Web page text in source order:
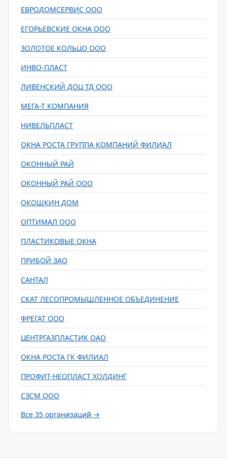
ЕВРОДОМСЕРВИС ООО
ЕГОРЬЕВСКИЕ ОКНА ООО
ЗОЛОТОЕ КОЛЬЦО ООО
ИНВО-ПЛАСТ
ЛИВЕНСКИЙ ДОЦ ТД ООО
МЕГА-Т КОМПАНИЯ
НИВЕЛЬПЛАСТ
ОКНА РОСТА ГРУППА КОМПАНИЙ ФИЛИАЛ
ОКОННЫЙ РАЙ
ОКОННЫЙ РАЙ ООО
ОКОШКИН ДОМ
ОПТИМАЛ ООО
ПЛАСТИКОВЫЕ ОКНА
ПРИБОЙ ЗАО
САНТАЛ
СКАТ ЛЕСОПРОМЫШЛЕННОЕ ОБЪЕДИНЕНИЕ
ФРЕГАТ ООО
ЦЕНТРГАЗПЛАСТИК ОАО
ОКНА РОСТА ГК ФИЛИАЛ
ПРОФИТ-НЕОПЛАСТ ХОЛДИНГ
СЗСМ ООО
Все 35 организаций →